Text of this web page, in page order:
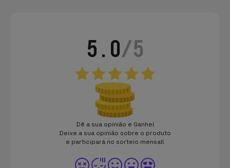
5.0/5
Dê a sua opinião e Ganhe!
Deixe a sua opinião sobre o produto
e participará no sorteio mensal!